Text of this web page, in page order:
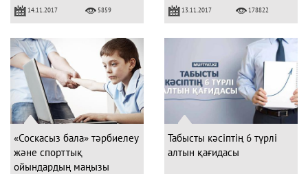
14.11.2017 5859 13.11.2017 178822
«Соскасыз бала» тәрбиелеу
және спорттық
ойындардың маңызы
Табысты кәсіптің 6 түрлі
алтын қағидасы